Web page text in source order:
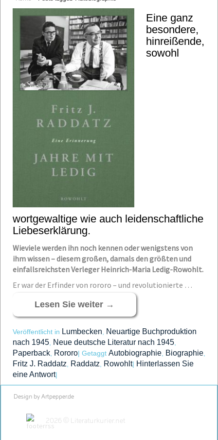
Eine ganz
besondere,
hinreißende,
sowohl
wortgewaltige wie auch leidenschaftliche
Liebeserklärung.
Wieviele werden ihn noch kennen oder wenigstens von
ihm wissen – diesem großen, damals den größten und
einfallsreichsten Verleger Heinrich-Maria Ledig-Rowohlt.
Er war der Erfinder von rororo – und revolutionierte …
Lesen Sie weiter →
Veröffentlicht in Lumbecken
Neuartige Buchproduktion
nach 1945 Neue deutsche Literatur nach 1945
Paperback Rororo| Getaggt Autobiographie Biographie
Fritz J. Raddatz Raddatz Rowohlt| Hinterlassen Sie
eine Antwort|
2026 © Literaturkurier.net
Design by Artpepper.de